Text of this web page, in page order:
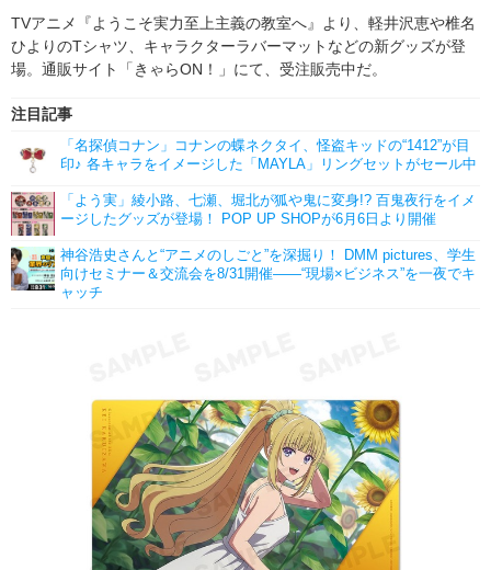
ゲーム 座談会
アニメ！アニメ！TV ABEMA Cafe
TVアニメ『ようこそ実力至上主義の教室へ』より、軽井沢恵や椎名
ひよりのTシャツ、キャラクターラバーマットなどの新グッズが登
場。通販サイト「きゃらON！」にて、受注販売中だ。
注目記事
「名探偵コナン」コナンの蝶ネクタイ、怪盗キッドの“1412”が目
印♪ 各キャラをイメージした「MAYLA」リングセットがセール中
「よう実」綾小路、七瀬、堀北が狐や鬼に変身!? 百鬼夜行をイメ
ージしたグッズが登場！ POP UP SHOPが6月6日より開催
神谷浩史さんと“アニメのしごと”を深掘り！ DMM pictures、学生
向けセミナー＆交流会を8/31開催――“現場×ビジネス”を一夜でキ
ャッチ